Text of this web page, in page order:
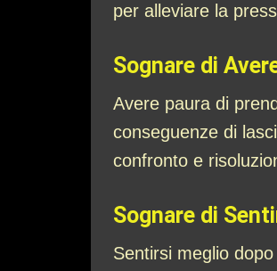
per alleviare la
Sognare di
Avere paura di
conseguenze di
confronto e
Sognare di
Sentirsi meglio